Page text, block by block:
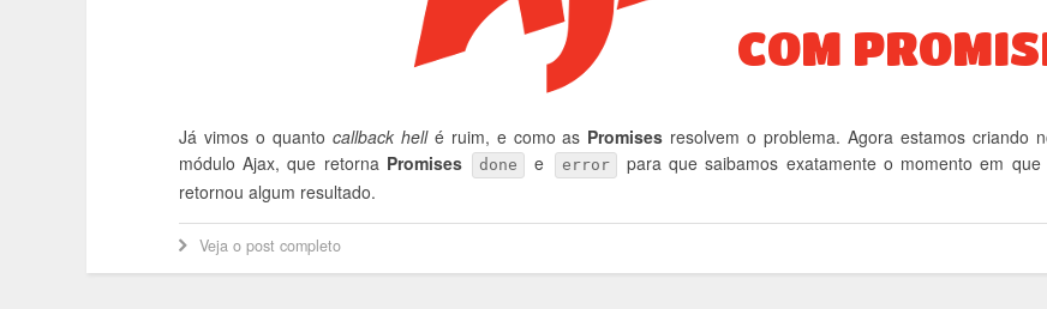
Já vimos o quanto callback hellé ruim, e como as Promises resolvem o problema. Agora estamos criando
módulo Ajax, que retorna Promises done e error
para que saibamos exatamente o momento em que
retornou algum resultado.
Veja o post completo